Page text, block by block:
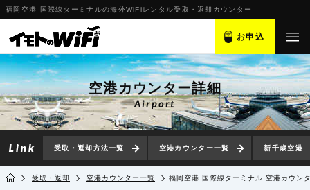
福岡空港 国際線ターミナルの海外WiFiレンタル受取・返却カウンター
お申込
空港カウンター詳細
Airport
受取・返却方法一覧 空港カウンター一覧 新千歳空港
受取・返却 空港カウンター一覧 福岡空港 国際線ターミナル 空港カウン